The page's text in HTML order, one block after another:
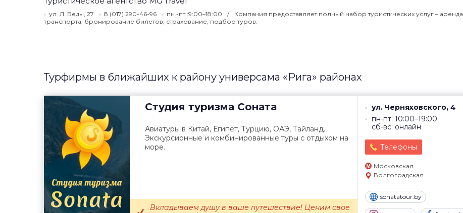
ул. Л. Беды, 27 8 (017) 290-46-96 пн.-пт.:9:00–18:00
Компания предоставляет полный набор туристических услуг – аренда
транспорта, бронирование билетов, страхование, подбор туров.
Турфирмы в ближайших к району универсама «Рига» районах
Cтудия туризма Соната
ул. Черняховского, 4
пн-пт: 10:00–19:00
сб-вс: онлайн
Телефоны
Московская
Волгоградская
sonatatour.by
Авиатуры в Китай, Египет, Турцию, ОАЭ, Тайланд.
Экскурсионные и комбинированные туры с отдыхом на
море.
Вкладываем душу в ваше путешествие! Ценим свое